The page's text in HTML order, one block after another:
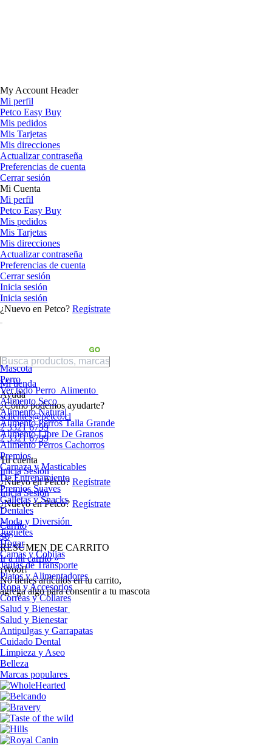
My Account Header
Mi perfil
Petco Easy Buy
Mis pedidos
Mis Tarjetas
Mis direcciones
Actualizar contraseña
Preferencias de cuenta
Cerrar sesión
Mi Cuenta
Mi perfil
Petco Easy Buy
Mis pedidos
Mis Tarjetas
Mis direcciones
Actualizar contraseña
Preferencias de cuenta
Cerrar sesión
Inicia sesión
Inicia sesión
¿Nuevo en Petco? Regístrate
Mi tienda
Ayuda
¿Cómo podemos ayudarte?
sclientes@petco.cl
2 3321 6799
2 3321 6799
Tu cuenta
Inicia Sesión
¿Nuevo en Petco? Regístrate
Inicia Sesión
¿Nuevo en Petco? Regístrate
Carrito
$0
RESUMEN DE CARRITO
Ir a mi carrito »
¡Woof!
No tíenes artículos en tu carrito,
agrega algo para consentir a tu mascota
Mascota
Perro
Ver todo Perro Alimento
Alimento Seco
Alimento Natural
Alimento Perros Talla Grande
Alimento Libre De Granos
Alimento Perros Cachorros
Premios
Carnaza y Masticables
De Entrenamiento
Premios Suaves
Galletas y Snacks
Dentales
Moda y Diversión
Juguetes
Hogar
Camas y Cobijas
Jaulas de Transporte
Platos y Alimentadores
Ropa y Accesorios
Correas y Collares
Salud y Bienestar
Salud y Bienestar
Antipulgas y Garrapatas
Cuidado Dental
Limpieza y Aseo
Belleza
Marcas populares